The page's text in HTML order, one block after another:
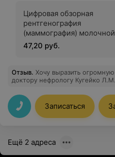
Цифровая обзорная
рентгенография
(маммография) молочной
железы в двух проекциях
(одна железа)
47,20 руб.
Отзыв. Хочу выразить
доктору нефрологу Кугейко
рекомендаци
Записаться
Ещё 2 адреса